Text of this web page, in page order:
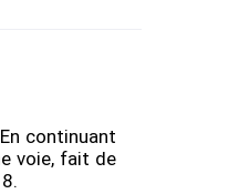
continuant
voie, fait de